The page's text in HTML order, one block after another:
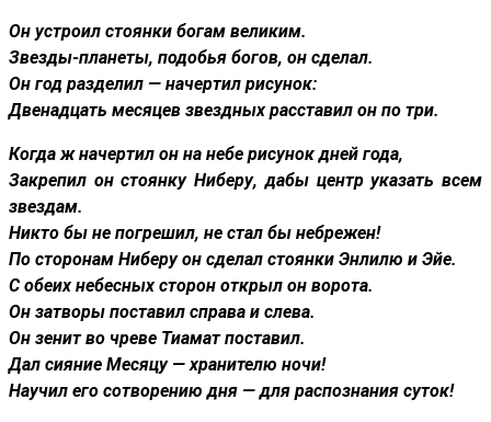
Он устроил стоянки богам великим.
Звезды-планеты, подобья богов, он сделал.
Он год разделил — начертил рисунок:
Двенадцать месяцев звездных расставил он по три.
Когда ж начертил он на небе рисунок дней года,
Закрепил он стоянку Ниберу, дабы центр указать всем
звездам.
Никто бы не погрешил, не стал бы небрежен!
По сторонам Ниберу он сделал стоянки Энлилю и Эйе.
С обеих небесных сторон открыл он ворота.
Он затворы поставил справа и слева.
Он зенит во чреве Тиамат поставил.
Дал сияние Месяцу — хранителю ночи!
Научил его сотворению дня — для распознания суток!